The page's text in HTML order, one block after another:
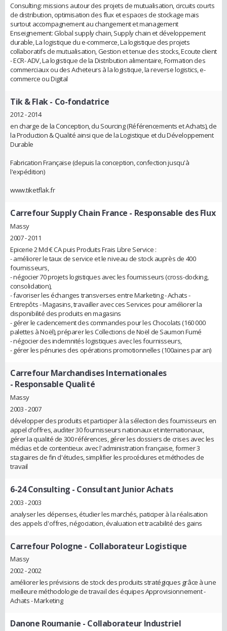
Consulting: missions autour des projets de mutualisation, circuits courts
de distribution, optimisation des flux et espaces de stockage mais
surtout accompagnement au changement et management
Enseignement: Global supply chain, Supply chain et développement
durable, La logistique du e-commerce, La logistique des projets
collaboratifs de mutualisation, Gestion et tenue des stocks, Ecoute client
- ECR- ADV, La logistique de la Distribution alimentaire, Formation des
commerciaux ou des Acheteurs à la logistique, la reverse logistics, e-
commerce ou Digital
Tik & Flak- Co-fondatrice
2012 - 2014
en charge de la Conception, du Sourcing (Référencements et Achats), de
la Production & Qualité ainsi que de la Logistique et du Développement
Durable
Fabrication Française (depuis la conception, confection jusqu'à
l'expédition)
www.tiketflak.fr
Carrefour Supply Chain France - Responsable des Flux
Massy
2007 - 2011
Epicerie 2 Md € CA puis Produits Frais Libre Service :
- améliorer le taux de service et le niveau de stock auprès de 400
fournisseurs,
- négocier 70 projets logistiques avec les fournisseurs (cross-docking,
consolidation),
- favoriser les échanges transverses entre Marketing - Achats -
Entrepôts - Magasins, travailler avec ces Services pour améliorer la
disponibilité des produits en magasins
- gérer le cadencement des commandes pour les Chocolats (160 000
palettes à Noël), préparer les Collections de Noël de Saumon Fumé
- négocier des indemnités logistiques avec les fournisseurs,
- gérer les pénuries des opérations promotionnelles (100aines par an)
Carrefour Marchandises Internationales
- Responsable Qualité
Massy
2003 - 2007
développer des produits et participer à la sélection des fournisseurs en
appel d’offres, auditer 30 fournisseurs nationaux et internationaux,
gérer la qualité de 300 références, gérer les dossiers de crises avec les
médias et de contentieux avec l'administration française, former 3
stagiaires de fin d'études, simplifier les procédures et méthodes de
travail
6-24 Consulting - Consultant Junior Achats
2003 - 2003
analyser les dépenses, étudier les marchés, paticiper à la réalisation
des appels d'offres, négociation, évaluation et tracabilité des gains
Carrefour Pologne - Collaborateur Logistique
Massy
2002 - 2002
améliorer les prévisions de stock des produits stratégiques grâce à une
meilleure méthodologie de travail des équipes Approvisionnement -
Achats - Marketing
Danone Roumanie - Collaborateur Industriel